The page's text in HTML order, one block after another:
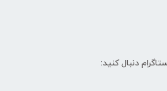
دنبال کنید: